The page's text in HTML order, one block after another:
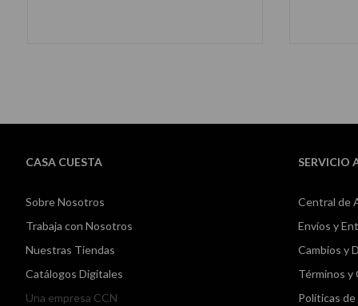
CASA CUESTA
Sobre Nosotros
Trabaja con Nosotros
Nuestras Tiendas
Catálogos Digitales
Una empresa CCN
SERVICIO
Central de
Envíos y
Cambios y
Términos y
Políticas